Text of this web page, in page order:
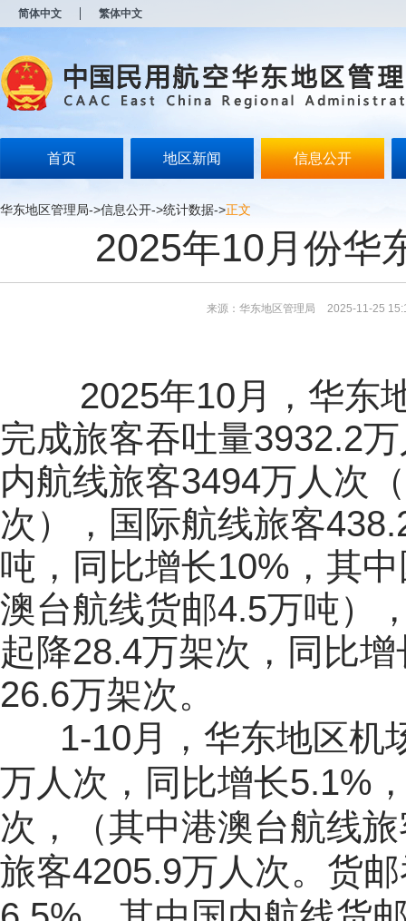
简体中文 繁体中文
首页 地区新闻 信息公开
华东地区管理局->信息公开->统计数据->正文
2025年10月份华
来源：华东地区管理局 2025-11-25
2025年10月，华东
完成旅客吞吐量3932.2
内航线旅客3494万人次
次），国际航线旅客
吨，同比增长10%，其
澳台航线货邮4.5万吨）
起降28.4万架次，同比
26.6万架次。
1-10月，华东地区机
万人次，同比增长5.1%
次，（其中港澳台航线
旅客4205.9万人次。货
开
无
障
说
按
Alt
键